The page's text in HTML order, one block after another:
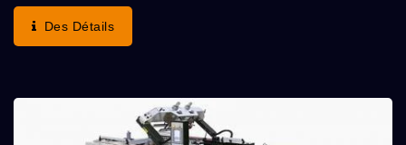
(avantages : Vitesse De Fonctionnement La Plus...
Des Détails